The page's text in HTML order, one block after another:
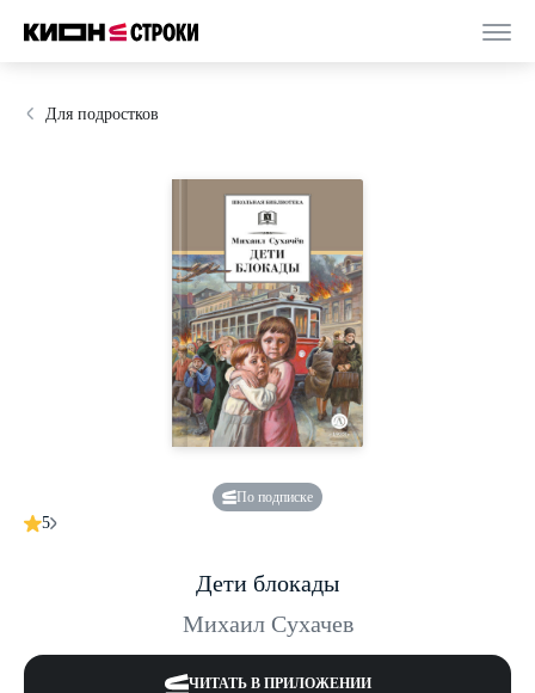
Для подростков
По подписке
5
Дети блокады
Михаил Сухачев
ЧИТАТЬ В ПРИЛОЖЕНИИ